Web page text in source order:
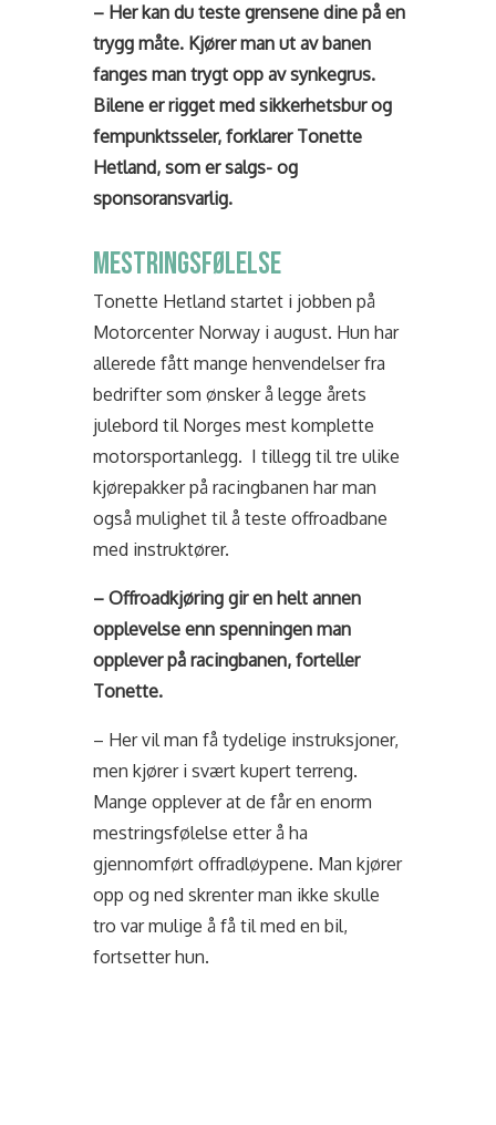
– Her kan du teste grensene dine på en
trygg måte. Kjører man ut av banen
fanges man trygt opp av synkegrus.
Bilene er rigget med sikkerhetsbur og
fempunktsseler, forklarer Tonette
Hetland, som er salgs- og
sponsoransvarlig.
MESTRINGSFØLELSE
Tonette Hetland startet i jobben på
Motorcenter Norway i august. Hun har
allerede fått mange henvendelser fra
bedrifter som ønsker å legge årets
julebord til Norges mest komplette
motorsportanlegg. I tillegg til tre ulike
kjørepakker på racingbanen har man
også mulighet til å teste offroadbane
med instruktører.
– Offroadkjøring gir en helt annen
opplevelse enn spenningen man
opplever på racingbanen, forteller
Tonette.
– Her vil man få tydelige instruksjoner,
men kjører i svært kupert terreng.
Mange opplever at de får en enorm
mestringsfølelse etter å ha
gjennomført offradløypene. Man kjører
opp og ned skrenter man ikke skulle
tro var mulige å få til med en bil,
fortsetter hun.